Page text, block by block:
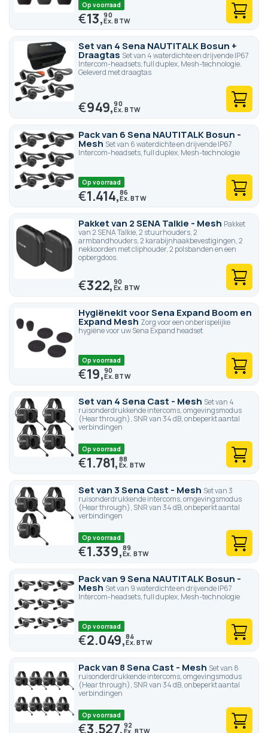
Op voorraad
€13,90
Set van 4 Sena NAUTITALK Bosun +
Draagtas Set van 4 waterdichte en drijvende IP67
Intercom-headsets, full duplex, Mesh-technologie.
Geleverd met draagtas
€949,90
Pack van 6 Sena NAUTITALK Bosun -
Mesh Set van 6 waterdichte en drijvende IP67
Intercom-headsets, full duplex, Mesh-technologie
Op voorraad
€1.414,86
Pakket van 2 SENA Talkie - Mesh Pakket
van 2 SENA Talkie, 2 stuurhouders, 2
armbandhouders, 2 karabijnhaakbevestigingen, 2
nekkoorden met cliphouder, 2 polsbanden en een
opbergdoos.
€322,90
Hygiënekit voor Sena Expand Boom en
Expand Mesh Zorg voor een onberispelijke
hygiëne voor uw Sena Expand headset
Op voorraad
€19,90
Set van 4 Sena Cast - Mesh Set van 4
ruisonderdrukkende intercoms, omgevingsmodus
(Hear through), SNR van 34 dB, onbeperkt aantal
verbindingen
Op voorraad
€1.781,88
Set van 3 Sena Cast - Mesh Set van 3
ruisonderdrukkende intercoms, omgevingsmodus
(Hear through), SNR van 34 dB, onbeperkt aantal
verbindingen
Op voorraad
€1.339,89
Pack van 9 Sena NAUTITALK Bosun -
Mesh Set van 9 waterdichte en drijvende IP67
Intercom-headsets, full duplex, Mesh-technologie
Op voorraad
€2.049,84
Pack van 8 Sena Cast - Mesh Set van 8
ruisonderdrukkende intercoms, omgevingsmodus
(Hear through), SNR van 34 dB, onbeperkt aantal
verbindingen
Op voorraad
€3.527,92